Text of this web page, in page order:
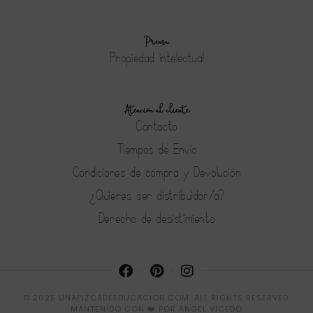
Prensa
Propiedad intelectual
Atención al cliente
Contacto
Tiempos de Envío
Condiciones de compra y Devolución
¿Quieres ser distribuidor/a?
Derecho de desistimiento
© 2025 UNAPIZCADEEDUCACION.COM. ALL RIGHTS RESERVED.
MANTENIDO CON ❤️ POR ÁNGEL VICEDO